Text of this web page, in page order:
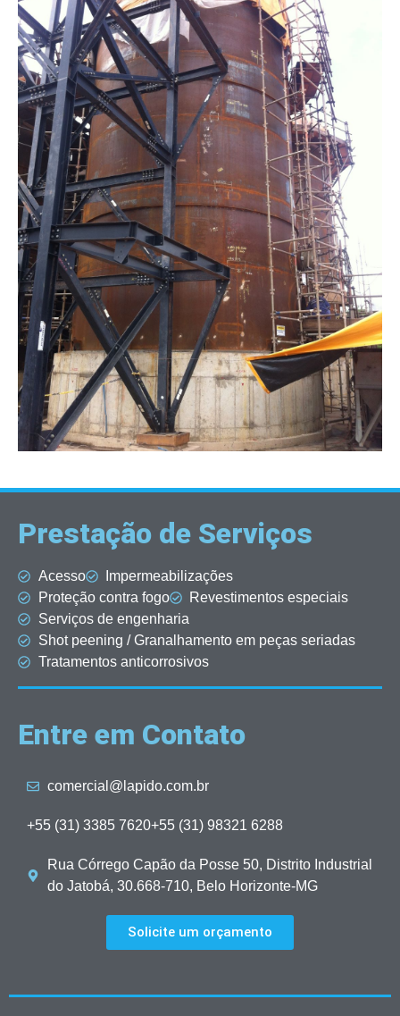
Prestação de Serviços
Acesso
Impermeabilizações
Proteção contra fogo
Revestimentos especiais
Serviços de engenharia
Shot peening / Granalhamento em peças seriadas
Tratamentos anticorrosivos
Entre em Contato
comercial@lapido.com.br
+55 (31) 3385 7620+55 (31) 98321 6288
Rua Córrego Capão da Posse 50, Distrito Industrial
do Jatobá, 30.668-710, Belo Horizonte-MG
Solicite um orçamento